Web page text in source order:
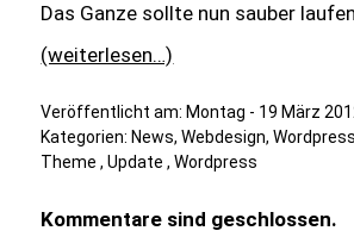
Das Ganze sollte nun sauber
(weiterlesen…)
Veröffentlicht am: Montag - 19 März
Kategorien: News,Webdesign,Wordpress
Theme ,Update ,Wordpress
Kommentare sind geschlossen.